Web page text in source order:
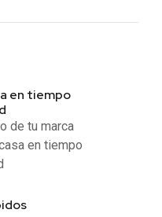
en tiempo
de tu marca
en tiempo